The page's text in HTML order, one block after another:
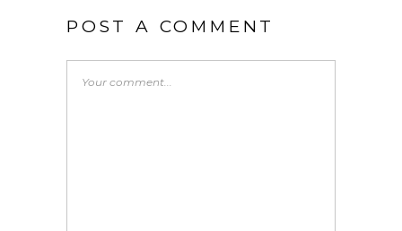
POST A COMMENT